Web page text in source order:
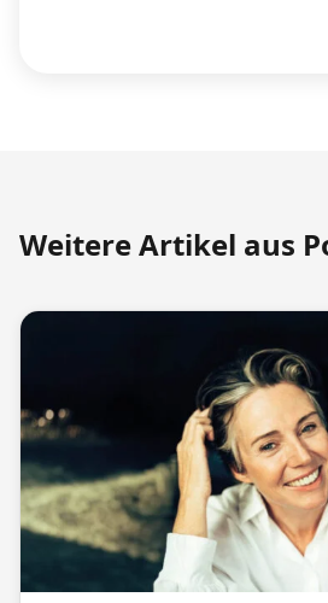
Weitere Artikel aus